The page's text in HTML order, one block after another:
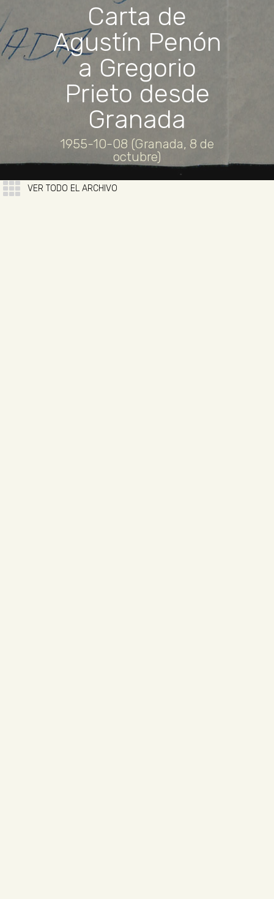
Carta de
Agustín Penón
a Gregorio
Prieto desde
Granada
1955-10-08 (Granada, 8 de
octubre)
VER TODO EL ARCHIVO